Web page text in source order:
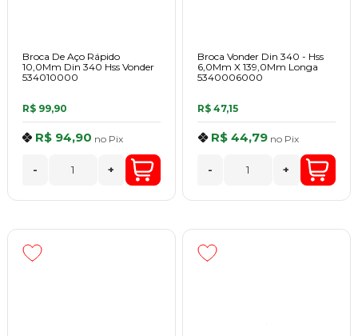
Broca De Aço Rápido
10,0Mm Din 340 Hss Vonder
534010000
R$ 99,90
R$ 94,90 no Pix
- +
Broca Vonder Din 340 - Hss
6,0Mm X 139,0Mm Longa
5340006000
R$ 47,15
R$ 44,79 no Pix
- +